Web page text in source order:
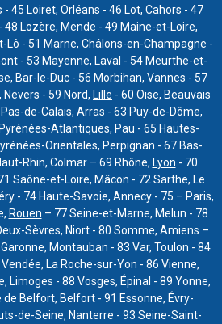
- 45 Loiret, Orléans - 46 Lot, Cahors - 47
48 Lozère, Mende - 49 Maine-et-Loire,
Lô - 51 Marne, Châlons-en-Champagne -
- 53 Mayenne, Laval - 54 Meurthe-et-
Bar-le-Duc - 56 Morbihan, Vannes - 57
- 59 Nord, Lille - 60 Oise, Beauvais
de-Calais, Arras - 63 Puy-de-Dôme,
Atlantiques, Pau - 65 Hautes-
Orientales, Perpignan - 67 Bas-
Rhin, Colmar – 69 Rhône, Lyon - 70
Saône-et-Loire, Mâcon - 72 Sarthe, Le
- 74 Haute-Savoie, Annecy - 75 – Paris,
Rouen – 77 Seine-et-Marne, Melun - 78
Sèvres, Niort - 80 Somme, Amiens –
Montauban - 83 Var, Toulon - 84
La Roche-sur-Yon - 86 Vienne,
Limoges - 88 Vosges, Épinal - 89 Yonne,
Belfort, Belfort - 91 Essonne, Évry-
de-Seine, Nanterre - 93 Seine-Saint-